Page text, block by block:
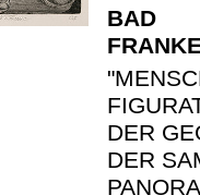
BAD
DER
DER